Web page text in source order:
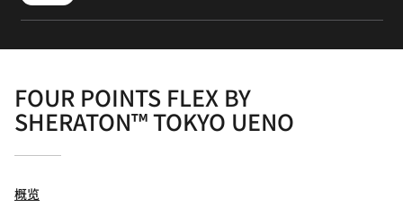
FOUR POINTS FLEX BY
SHERATON™ TOKYO UENO
概览